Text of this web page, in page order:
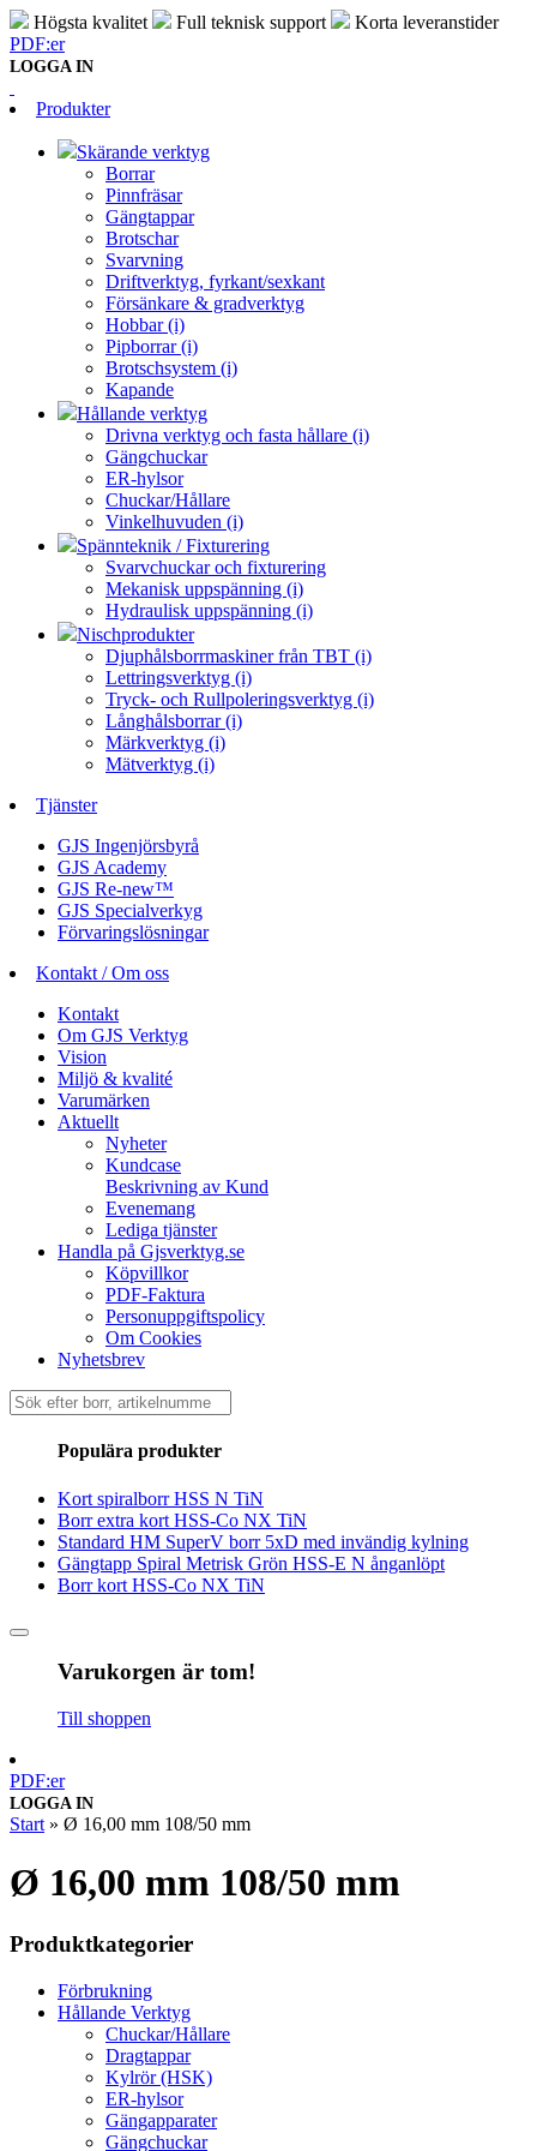
Högsta kvalitet Full teknisk support
Korta leveranstider
PDF:er
LOGGA IN
Produkter
Skärande verktyg
Borrar
Pinnfräsar
Gängtappar
Brotschar
Svarvning
Driftverktyg, fyrkant/sexkant
Försänkare & gradverktyg
Hobbar (i)
Pipborrar (i)
Brotschsystem (i)
Kapande
Hållande verktyg
Drivna verktyg och fasta hållare (i)
Gängchuckar
ER-hylsor
Chuckar/Hållare
Vinkelhuvuden (i)
Spännteknik / Fixturering
Svarvchuckar och fixturering
Mekanisk uppspänning (i)
Hydraulisk uppspänning (i)
Nischprodukter
Djuphålsborrmaskiner från TBT (i)
Lettringsverktyg (i)
Tryck- och Rullpoleringsverktyg (i)
Långhålsborrar (i)
Märkverktyg (i)
Mätverktyg (i)
Tjänster
GJS Ingenjörsbyrå
GJS Academy
GJS Re-new™
GJS Specialverkyg
Förvaringslösningar
Kontakt / Om oss
Kontakt
Om GJS Verktyg
Vision
Miljö & kvalité
Varumärken
Aktuellt
Nyheter
Kundcase
Beskrivning av Kund
Evenemang
Lediga tjänster
Handla på Gjsverktyg.se
Köpvillkor
PDF-Faktura
Personuppgiftspolicy
Om Cookies
Nyhetsbrev
Sök
efter:
Populära produkter
Kort spiralborr HSS N TiN
Borr extra kort HSS-Co NX TiN
Standard HM SuperV borr 5xD med invändig kylning
Gängtapp Spiral Metrisk Grön HSS-E N ånganlöpt
Borr kort HSS-Co NX TiN
Varukorgen är tom!
Till shoppen
PDF:er
LOGGA IN
Start » Ø 16,00 mm 108/50 mm
Ø 16,00 mm 108/50 mm
Produktkategorier
Förbrukning
Hållande Verktyg
Chuckar/Hållare
Dragtappar
Kylrör (HSK)
ER-hylsor
Gängapparater
Gängchuckar